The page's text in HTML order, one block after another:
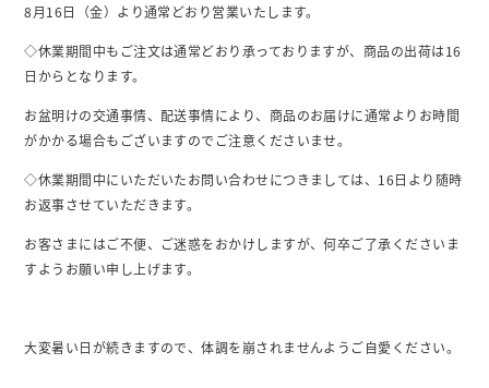
8月16日（金）より通常どおり営業いたします。
◇休業期間中もご注文は通常どおり承っておりますが、商品の出荷は16
日からとなります。
お盆明けの交通事情、配送事情により、商品のお届けに通常よりお時間
がかかる場合もございますのでご注意くださいませ。
◇休業期間中にいただいたお問い合わせにつきましては、16日より随時
お返事させていただきます。
お客さまにはご不便、ご迷惑をおかけしますが、何卒ご了承くださいま
すようお願い申し上げます。
大変暑い日が続きますので、体調を崩されませんようご自愛ください。